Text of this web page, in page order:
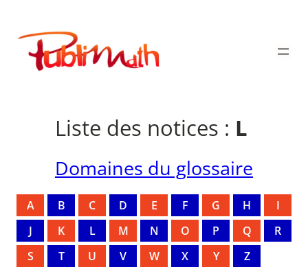
contenu
Publimath
Liste des notices : L
Domaines du glossaire
A B C D E F G H
I
J
K L M N O P Q
R
S
T U V W X Y
Z